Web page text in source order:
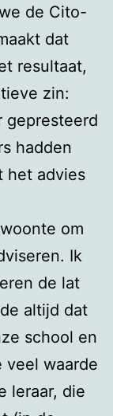
de Cito-
dat
resultaat,
zin:
gepresteerd
hadden
het advies
om
Ik
de lat
altijd dat
school en
veel waarde
leraar, die